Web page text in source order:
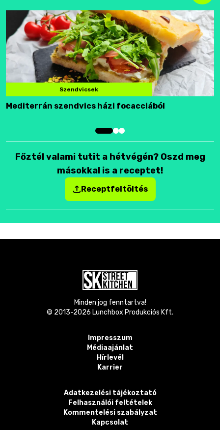
Szendvicsek
Mediterrán szendvics házi focacciából
Főztél valami tutit a hétvégén? Oszd meg
másokkal is a receptet!
Receptfeltöltés
Minden jog fenntartva!
© 2013-2026 Lunchbox Produkciós Kft.
Impresszum
Médiaajánlat
Hírlevél
Karrier
Adatkezelési tájékoztató
Felhasználói feltételek
Kommentelési szabályzat
Kapcsolat